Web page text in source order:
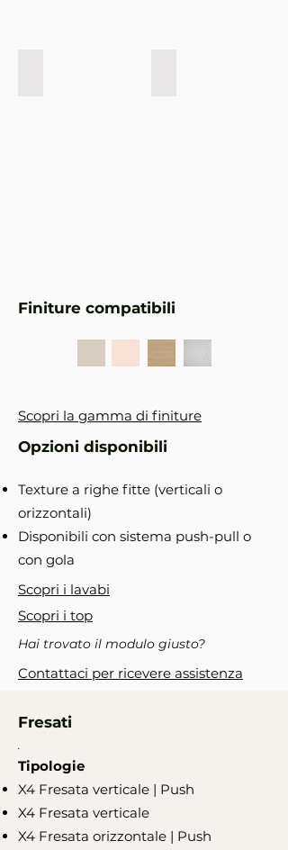
Finiture compatibili
Scopri la gamma di finiture
Opzioni disponibili
Texture a righe fitte (verticali o
orizzontali)
Disponibili con sistema push-pull o
con gola
Scopri i lavabi
Scopri i top
Hai trovato il modulo giusto?
Contattaci per ricevere assistenza
Fresati
.
Tipologie
X4 Fresata verticale | Push
X4 Fresata verticale
X4 Fresata orizzontale | Push